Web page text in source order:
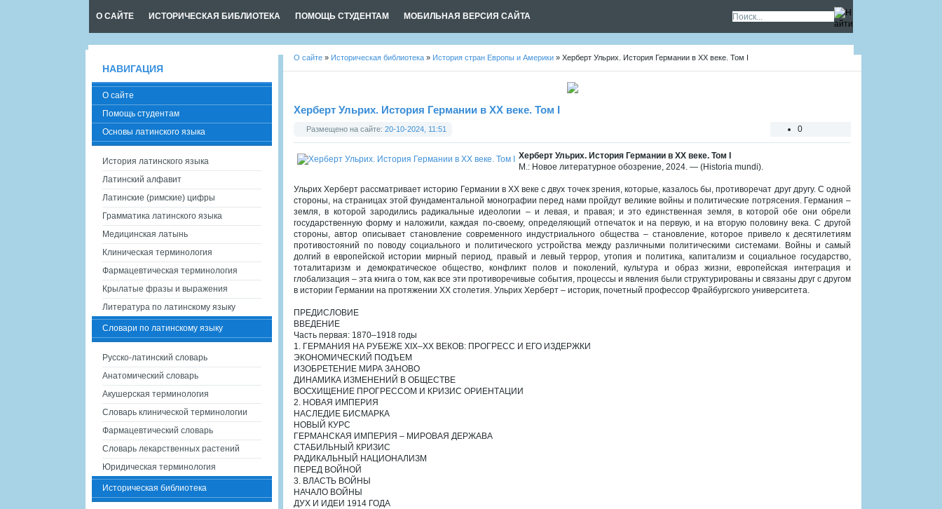
О САЙТЕ ИСТОРИЧЕСКАЯ БИБЛИОТЕКА ПОМОЩЬ СТУДЕНТАМ МОБИЛЬНАЯ ВЕРСИЯ САЙТА
О сайте » Историческая библиотека » История стран Европы и Америки » Херберт Ульрих. История Германии в XX веке. Том I
Херберт Ульрих. История Германии в XX веке. Том I
Размещено на сайте: 20-10-2024, 11:51 0
Херберт Ульрих. История Германии в XX веке. Том I
М.: Новое литературное обозрение, 2024. — (Historia mundi).
Ульрих Херберт рассматривает историю Германии в XX веке с двух точек зрения, которые, казалось бы, противоречат друг другу. С одной
стороны, на страницах этой фундаментальной монографии перед нами пройдут великие войны и политические потрясения. Германия –
земля, в которой зародились радикальные идеологии – и левая, и правая; и это единственная земля, в которой обе они обрели
государственную форму и наложили, каждая по-своему, определяющий отпечаток и на первую, и на вторую половину века. С другой
стороны, автор описывает становление современного индустриального общества – становление, которое привело к десятилетиям
противостояний по поводу социального и политического устройства между различными политическими системами. Войны и самый
долгий в европейской истории мирный период, правый и левый террор, утопия и политика, капитализм и социальное государство,
тоталитаризм и демократическое общество, конфликт полов и поколений, культура и образ жизни, европейская интеграция и
глобализация – эта книга о том, как все эти противоречивые события, процессы и явления были структурированы и связаны друг с другом
в истории Германии на протяжении XX столетия. Ульрих Херберт – историк, почетный профессор Фрайбургского университета.
ПРЕДИСЛОВИЕ
ВВЕДЕНИЕ
Часть первая: 1870–1918 годы
1. ГЕРМАНИЯ НА РУБЕЖЕ XIX–ХX ВЕКОВ: ПРОГРЕСС И ЕГО ИЗДЕРЖКИ
ЭКОНОМИЧЕСКИЙ ПОДЪЕМ
ИЗОБРЕТЕНИЕ МИРА ЗАНОВО
ДИНАМИКА ИЗМЕНЕНИЙ В ОБЩЕСТВЕ
ВОСХИЩЕНИЕ ПРОГРЕССОМ И КРИЗИС ОРИЕНТАЦИИ
2. НОВАЯ ИМПЕРИЯ
НАСЛЕДИЕ БИСМАРКА
НОВЫЙ КУРС
ГЕРМАНСКАЯ ИМПЕРИЯ – МИРОВАЯ ДЕРЖАВА
СТАБИЛЬНЫЙ КРИЗИС
РАДИКАЛЬНЫЙ НАЦИОНАЛИЗМ
ПЕРЕД ВОЙНОЙ
3. ВЛАСТЬ ВОЙНЫ
НАЧАЛО ВОЙНЫ
ДУХ И ИДЕИ 1914 ГОДА
НАВИГАЦИЯ
О сайте
Помощь студентам
Основы латинского языка
История латинского языка
Латинский алфавит
Латинские (римские) цифры
Грамматика латинского языка
Медицинская латынь
Клиническая терминология
Фармацевтическая терминология
Крылатые фразы и выражения
Литература по латинскому языку
Словари по латинскому языку
Русско-латинский словарь
Анатомический словарь
Акушерская терминология
Словарь клинической терминологии
Фармацевтический словарь
Словарь лекарственных растений
Юридическая терминология
Историческая библиотека